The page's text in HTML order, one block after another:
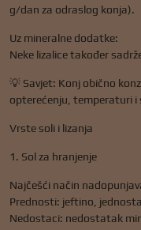
g/dan za odraslog konja).
Uz mineralne dodatke:
Neke lizalice također
💡 Savjet: Konj obično
opterećenju, temperaturi i
Vrste soli i lizanja
1. Sol za hranjenje
Najčešći način
Prednosti: jeftino,
Nedostaci: nedostatak